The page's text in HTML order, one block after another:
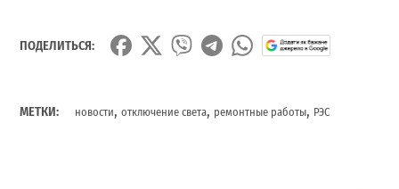
ПОДЕЛИТЬСЯ:
МЕТКИ: новости,отключение света, ремонтные работы, РЭС